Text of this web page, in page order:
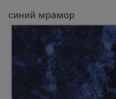
синий мрамор